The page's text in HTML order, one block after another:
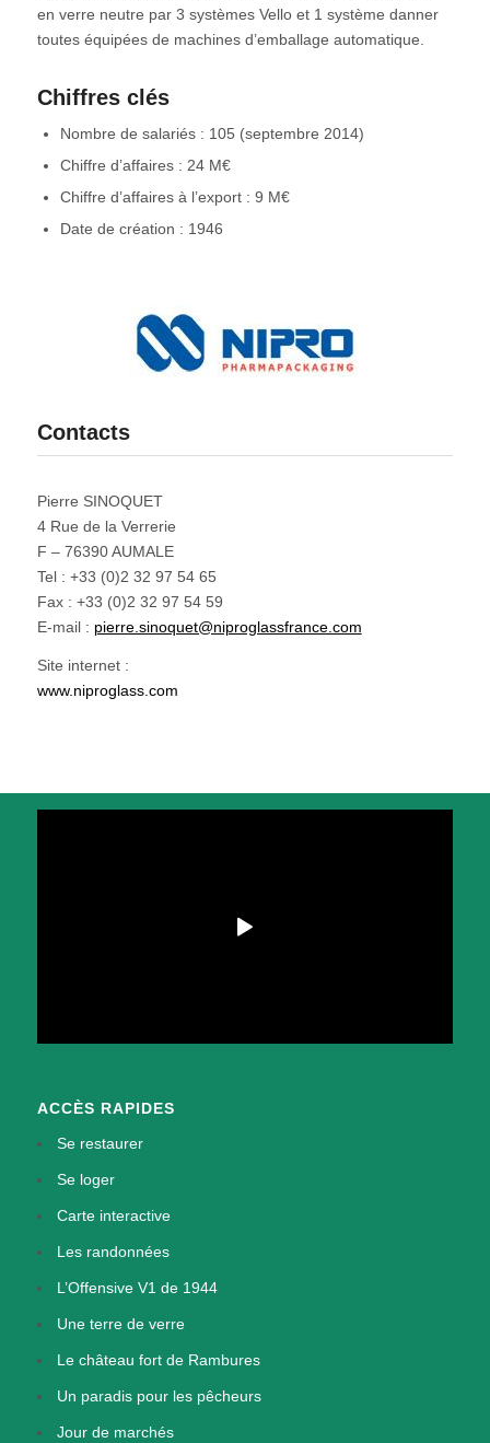
en verre neutre par 3 systèmes Vello et 1 système danner
toutes équipées de machines d’emballage automatique.
Chiffres clés
Nombre de salariés : 105 (septembre 2014)
Chiffre d’affaires : 24 M€
Chiffre d’affaires à l’export : 9 M€
Date de création : 1946
Contacts
Pierre SINOQUET
4 Rue de la Verrerie
F – 76390 AUMALE
Tel : +33 (0)2 32 97 54 65
Fax : +33 (0)2 32 97 54 59
E-mail : pierre.sinoquet@niproglassfrance.com
Site internet :
www.niproglass.com
ACCÈS RAPIDES
Se restaurer
Se loger
Carte interactive
Les randonnées
L’Offensive V1 de 1944
Une terre de verre
Le château fort de Rambures
Un paradis pour les pêcheurs
Jour de marchés